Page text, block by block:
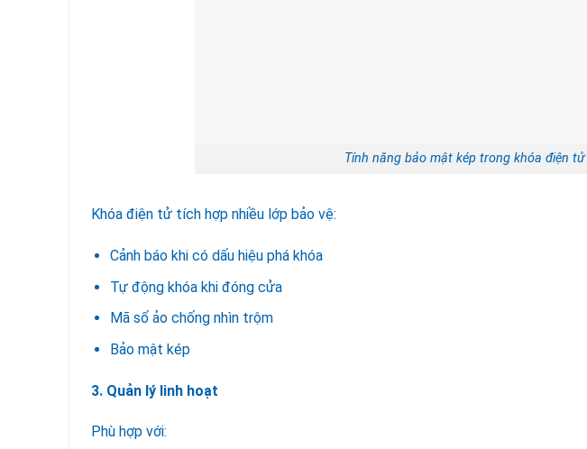
Tính năng bảo mật kép trong khóa điện tử
Khóa điện tử tích hợp nhiều lớp bảo vệ:
Cảnh báo khi có dấu hiệu phá khóa
Tự động khóa khi đóng cửa
Mã số ảo chống nhìn trộm
Bảo mật kép
3. Quản lý linh hoạt
Phù hợp với: